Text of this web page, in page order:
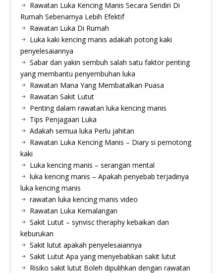
Rawatan Luka Kencing Manis Secara Sendiri Di
Rumah Sebenarnya Lebih Efektif
Rawatan Luka Di Rumah
Luka kaki kencing manis adakah potong kaki
penyelesaiannya
Sabar dan yakin sembuh salah satu faktor penting
yang membantu penyembuhan luka
Rawatan Mana Yang Membatalkan Puasa
Rawatan Sakit Lutut
Penting dalam rawatan luka kencing manis
Tips Penjagaan Luka
Adakah semua luka Perlu jahitan
Rawatan Luka Kencing Manis – Diary si pemotong
kaki
Luka kencing manis – serangan mental
luka kencing manis – Apakah penyebab terjadinya
luka kencing manis
rawatan luka kencing manis video
Rawatan Luka Kemalangan
Sakit Lutut – synvisc theraphy kebaikan dan
keburukan
Sakit lutut apakah penyelesaiannya
Sakit Lutut Apa yang menyebabkan sakit lutut
Risiko sakit lutut Boleh dipulihkan dengan rawatan